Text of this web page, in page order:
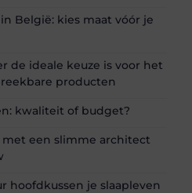
België: kies maat vóór je
de ideale keuze is voor het
producten
kwaliteit of budget?
met een slimme architect
hoofdkussen je slaapleven